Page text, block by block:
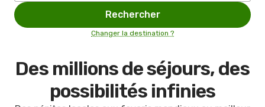
Rechercher
Changer la destination ?
Des millions de séjours, des
possibilités infinies